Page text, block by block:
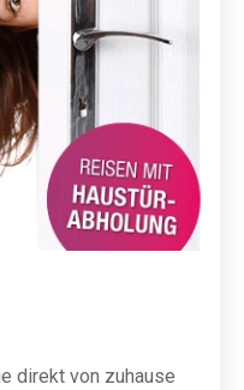
direkt von zuhause